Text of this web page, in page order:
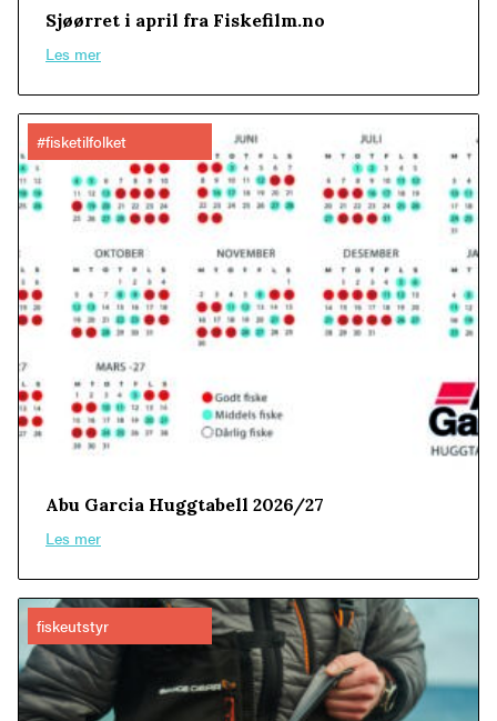
Sjøørret i april fra Fiskefilm.no
Les mer
#fisketilfolket
Abu Garcia Huggtabell 2026/27
Les mer
fiskeutstyr